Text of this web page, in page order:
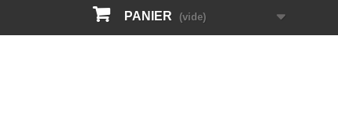
PANIER (vide)